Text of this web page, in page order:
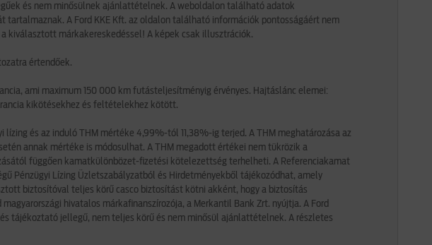
és nem minősülnek ajánlattételnek. A weboldalon található adatok
A Ford KKE Kft. az oldalon található információk pontosságáért nem
kiválasztott márkakereskedéssel! A képek csak illusztrációk.
értendőek.
ami maximum 150 000 km futásteljesítményig érvényes. Hajtáslánc elemei:
kikötésekhez és feltételekhez kötött.
és az induló THM mértéke 4,99%-tól 11,38%-ig terjed. A THM meghatározása az
annak mértéke is módosulhat. A THM megadott értékei nem tükrözik a
függően kamatkülönbözet-fizetési kötelezettség terhelheti. A Referenciakamat
Pénzügyi Lízing Üzletszabályzatból és Hirdetményekből tájékozódhat, amely
biztosítóval teljes körű casco biztosítást kötni akként, hogy a biztosítás
hivatalos márkafinanszírozója, a Merkantil Bank Zrt. nyújtja. A Ford
tájékoztató jellegű, nem teljes körű és nem minősül ajánlattételnek. A részletes